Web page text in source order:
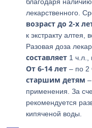
лекарственного.
возраст до 2-х
к экстракту алтея,
Разовая доза
составляет 1 ч.л.,
От 6-14 лет – по 2
старшим детям
применения. За
рекомендуется
кипяченой воды.